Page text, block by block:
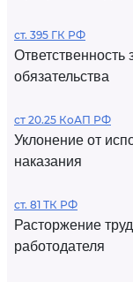
ст. 395 ГК РФ
обязательства
ст 20.25 КоАП РФ
Уклонение от
наказания
ст. 81 ТК РФ
Расторжение
работодателя